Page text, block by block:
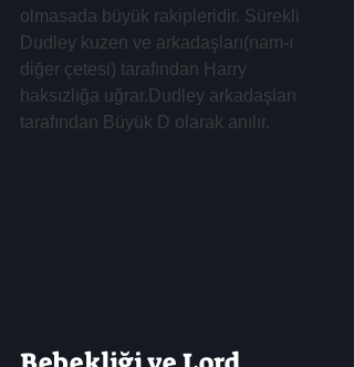
olmasada büyük rakipleridir. Sürekli
Dudley kuzen ve arkadaşları(nam-ı
diğer çetesi) tarafından Harry
haksızlığa uğrar.Dudley arkadaşları
tarafından Büyük D olarak anılır.